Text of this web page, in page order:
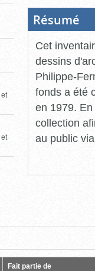
et
et
Résumé
Cet
dessins
Philippe-
fonds a été
en 1979.
collection
au public
Fait partie de